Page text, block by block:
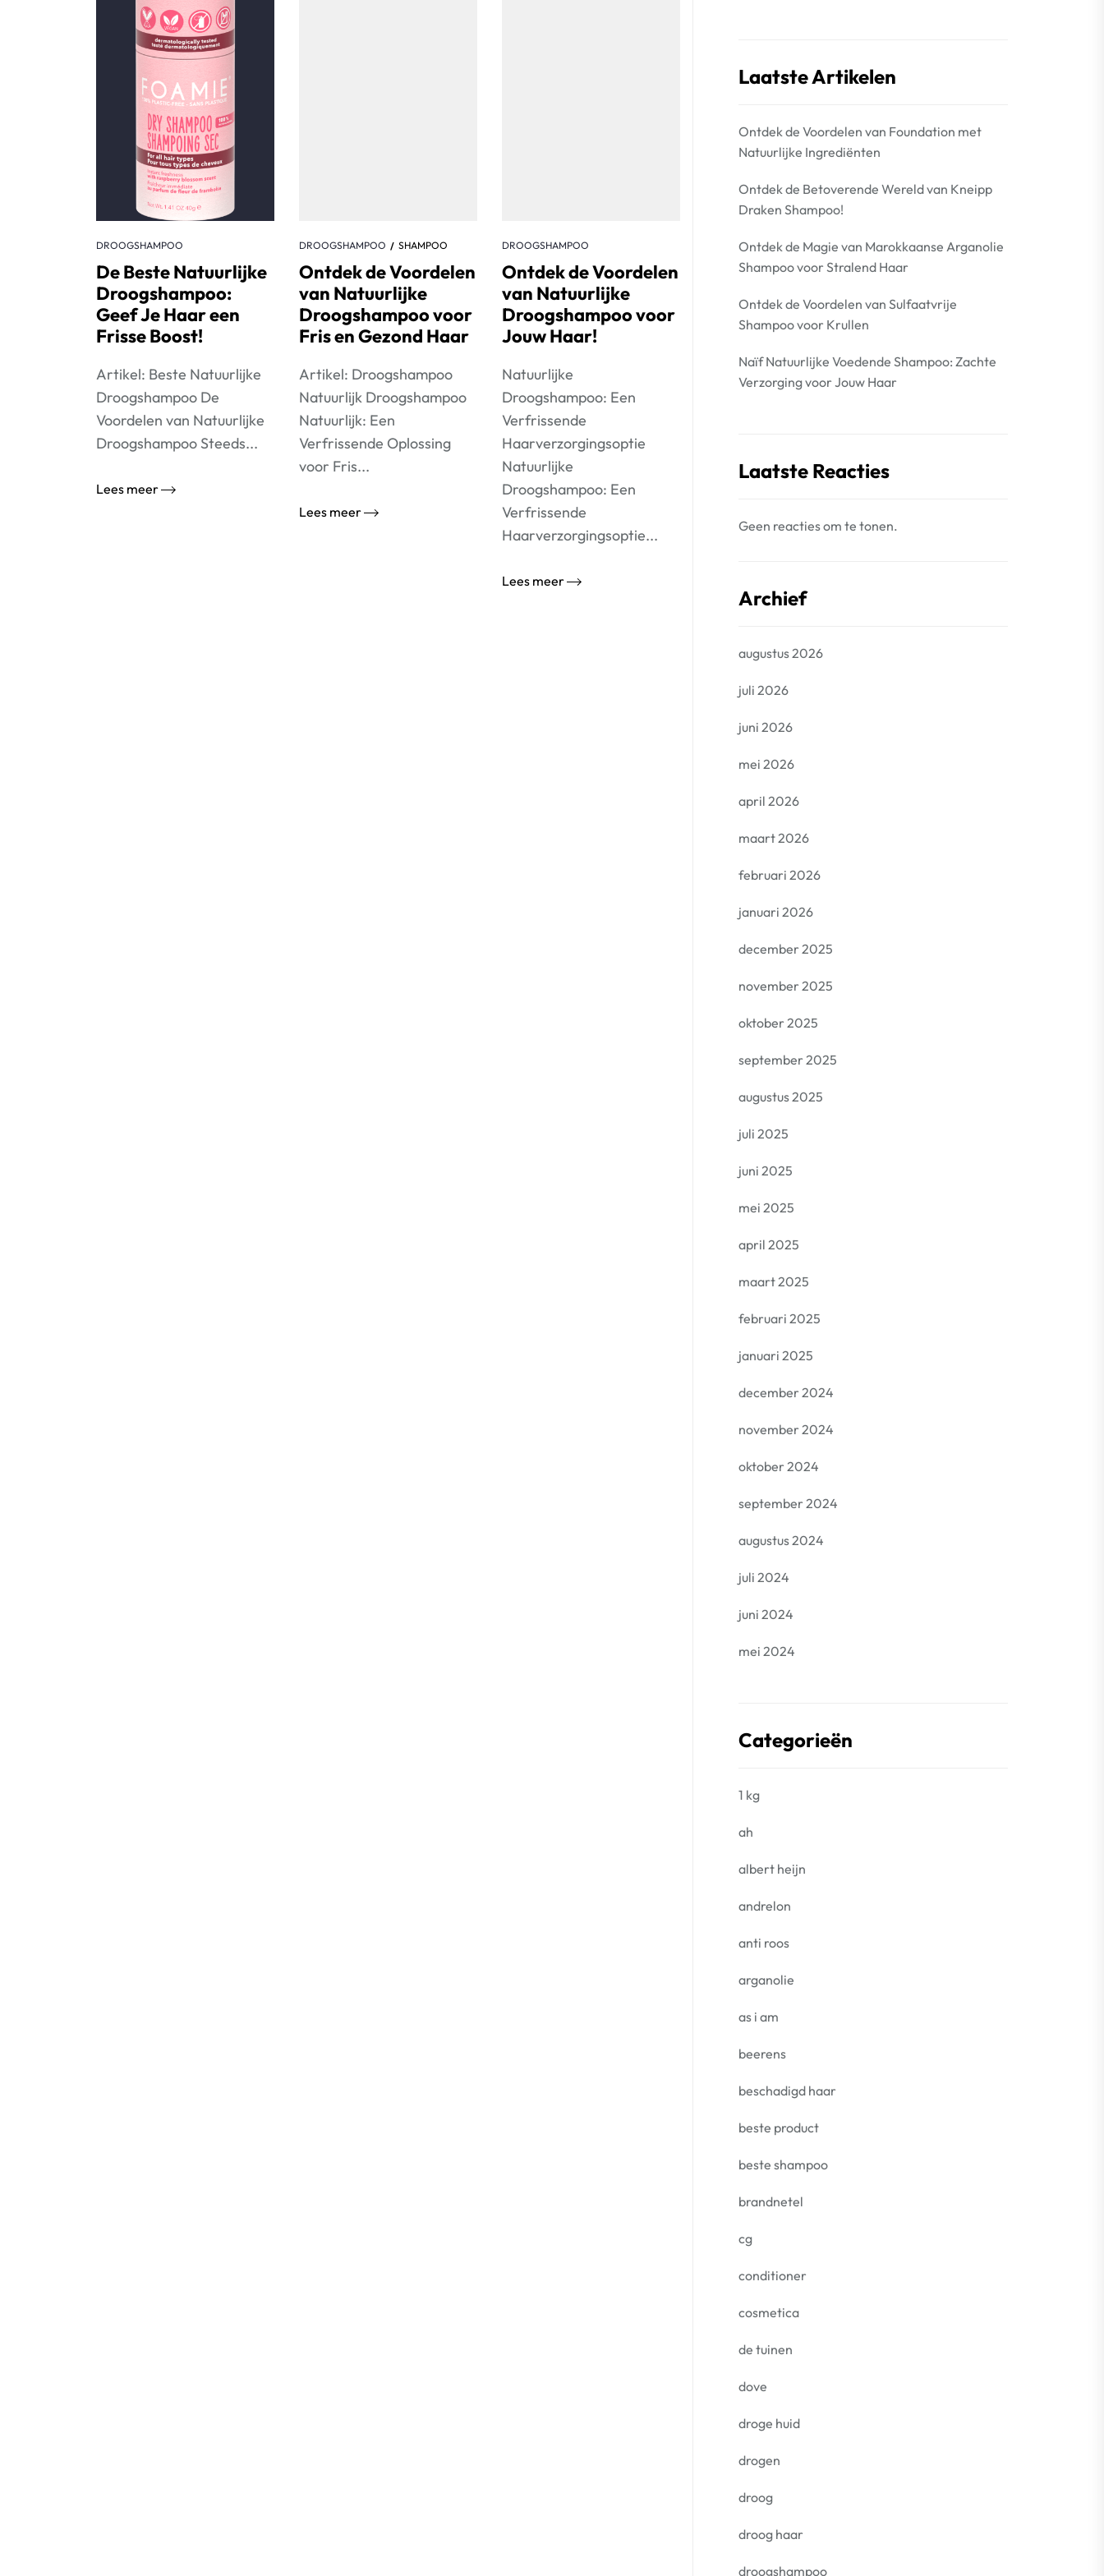
DROOGSHAMPOO
De Beste Natuurlijke
Droogshampoo:
Geef Je Haar een
Frisse Boost!
Artikel: Beste Natuurlijke
Droogshampoo De
Voordelen van Natuurlijke
Droogshampoo Steeds...
Lees meer
DROOGSHAMPOO SHAMPOO
Ontdek de Voordelen
van Natuurlijke
Droogshampoo voor
Fris en Gezond Haar
Artikel: Droogshampoo
Natuurlijk Droogshampoo
Natuurlijk: Een
Verfrissende Oplossing
voor Fris...
Lees meer
DROOGSHAMPOO
Ontdek de Voordelen
van Natuurlijke
Droogshampoo voor
Jouw Haar!
Natuurlijke
Droogshampoo: Een
Verfrissende
Haarverzorgingsoptie
Natuurlijke
Droogshampoo: Een
Verfrissende
Haarverzorgingsoptie...
Lees meer
Laatste Artikelen
Ontdek de Voordelen van Foundation met
Natuurlijke Ingrediënten
Ontdek de Betoverende Wereld van Kneipp
Draken Shampoo!
Ontdek de Magie van Marokkaanse Arganolie
Shampoo voor Stralend Haar
Ontdek de Voordelen van Sulfaatvrije
Shampoo voor Krullen
Naïf Natuurlijke Voedende Shampoo: Zachte
Verzorging voor Jouw Haar
Laatste Reacties
Geen reacties om te tonen.
Archief
augustus 2026
juli 2026
juni 2026
mei 2026
april 2026
maart 2026
februari 2026
januari 2026
december 2025
november 2025
oktober 2025
september 2025
augustus 2025
juli 2025
juni 2025
mei 2025
april 2025
maart 2025
februari 2025
januari 2025
december 2024
november 2024
oktober 2024
september 2024
augustus 2024
juli 2024
juni 2024
mei 2024
Categorieën
1 kg
ah
albert heijn
andrelon
anti roos
arganolie
as i am
beerens
beschadigd haar
beste product
beste shampoo
brandnetel
cg
conditioner
cosmetica
de tuinen
dove
droge huid
drogen
droog
droog haar
droogshampoo